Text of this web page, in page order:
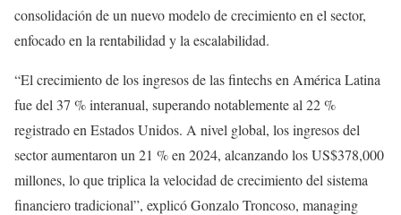
consolidación de un nuevo modelo de crecimiento en el sector,
enfocado en la rentabilidad y la escalabilidad.
“El crecimiento de los ingresos de las fintechs en América Latina
fue del 37 % interanual, superando notablemente al 22 %
registrado en Estados Unidos. A nivel global, los ingresos del
sector aumentaron un 21 % en 2024, alcanzando los US$378,000
millones, lo que triplica la velocidad de crecimiento del sistema
financiero tradicional”, explicó Gonzalo Troncoso, managing